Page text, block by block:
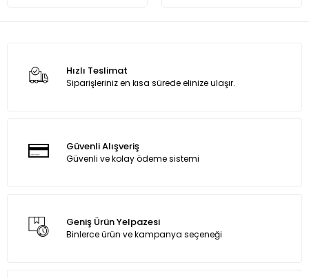
Hızlı Teslimat
Siparişleriniz en kısa sürede elinize ulaşır.
Güvenli Alışveriş
Güvenli ve kolay ödeme sistemi
Geniş Ürün Yelpazesi
Binlerce ürün ve kampanya seçeneği